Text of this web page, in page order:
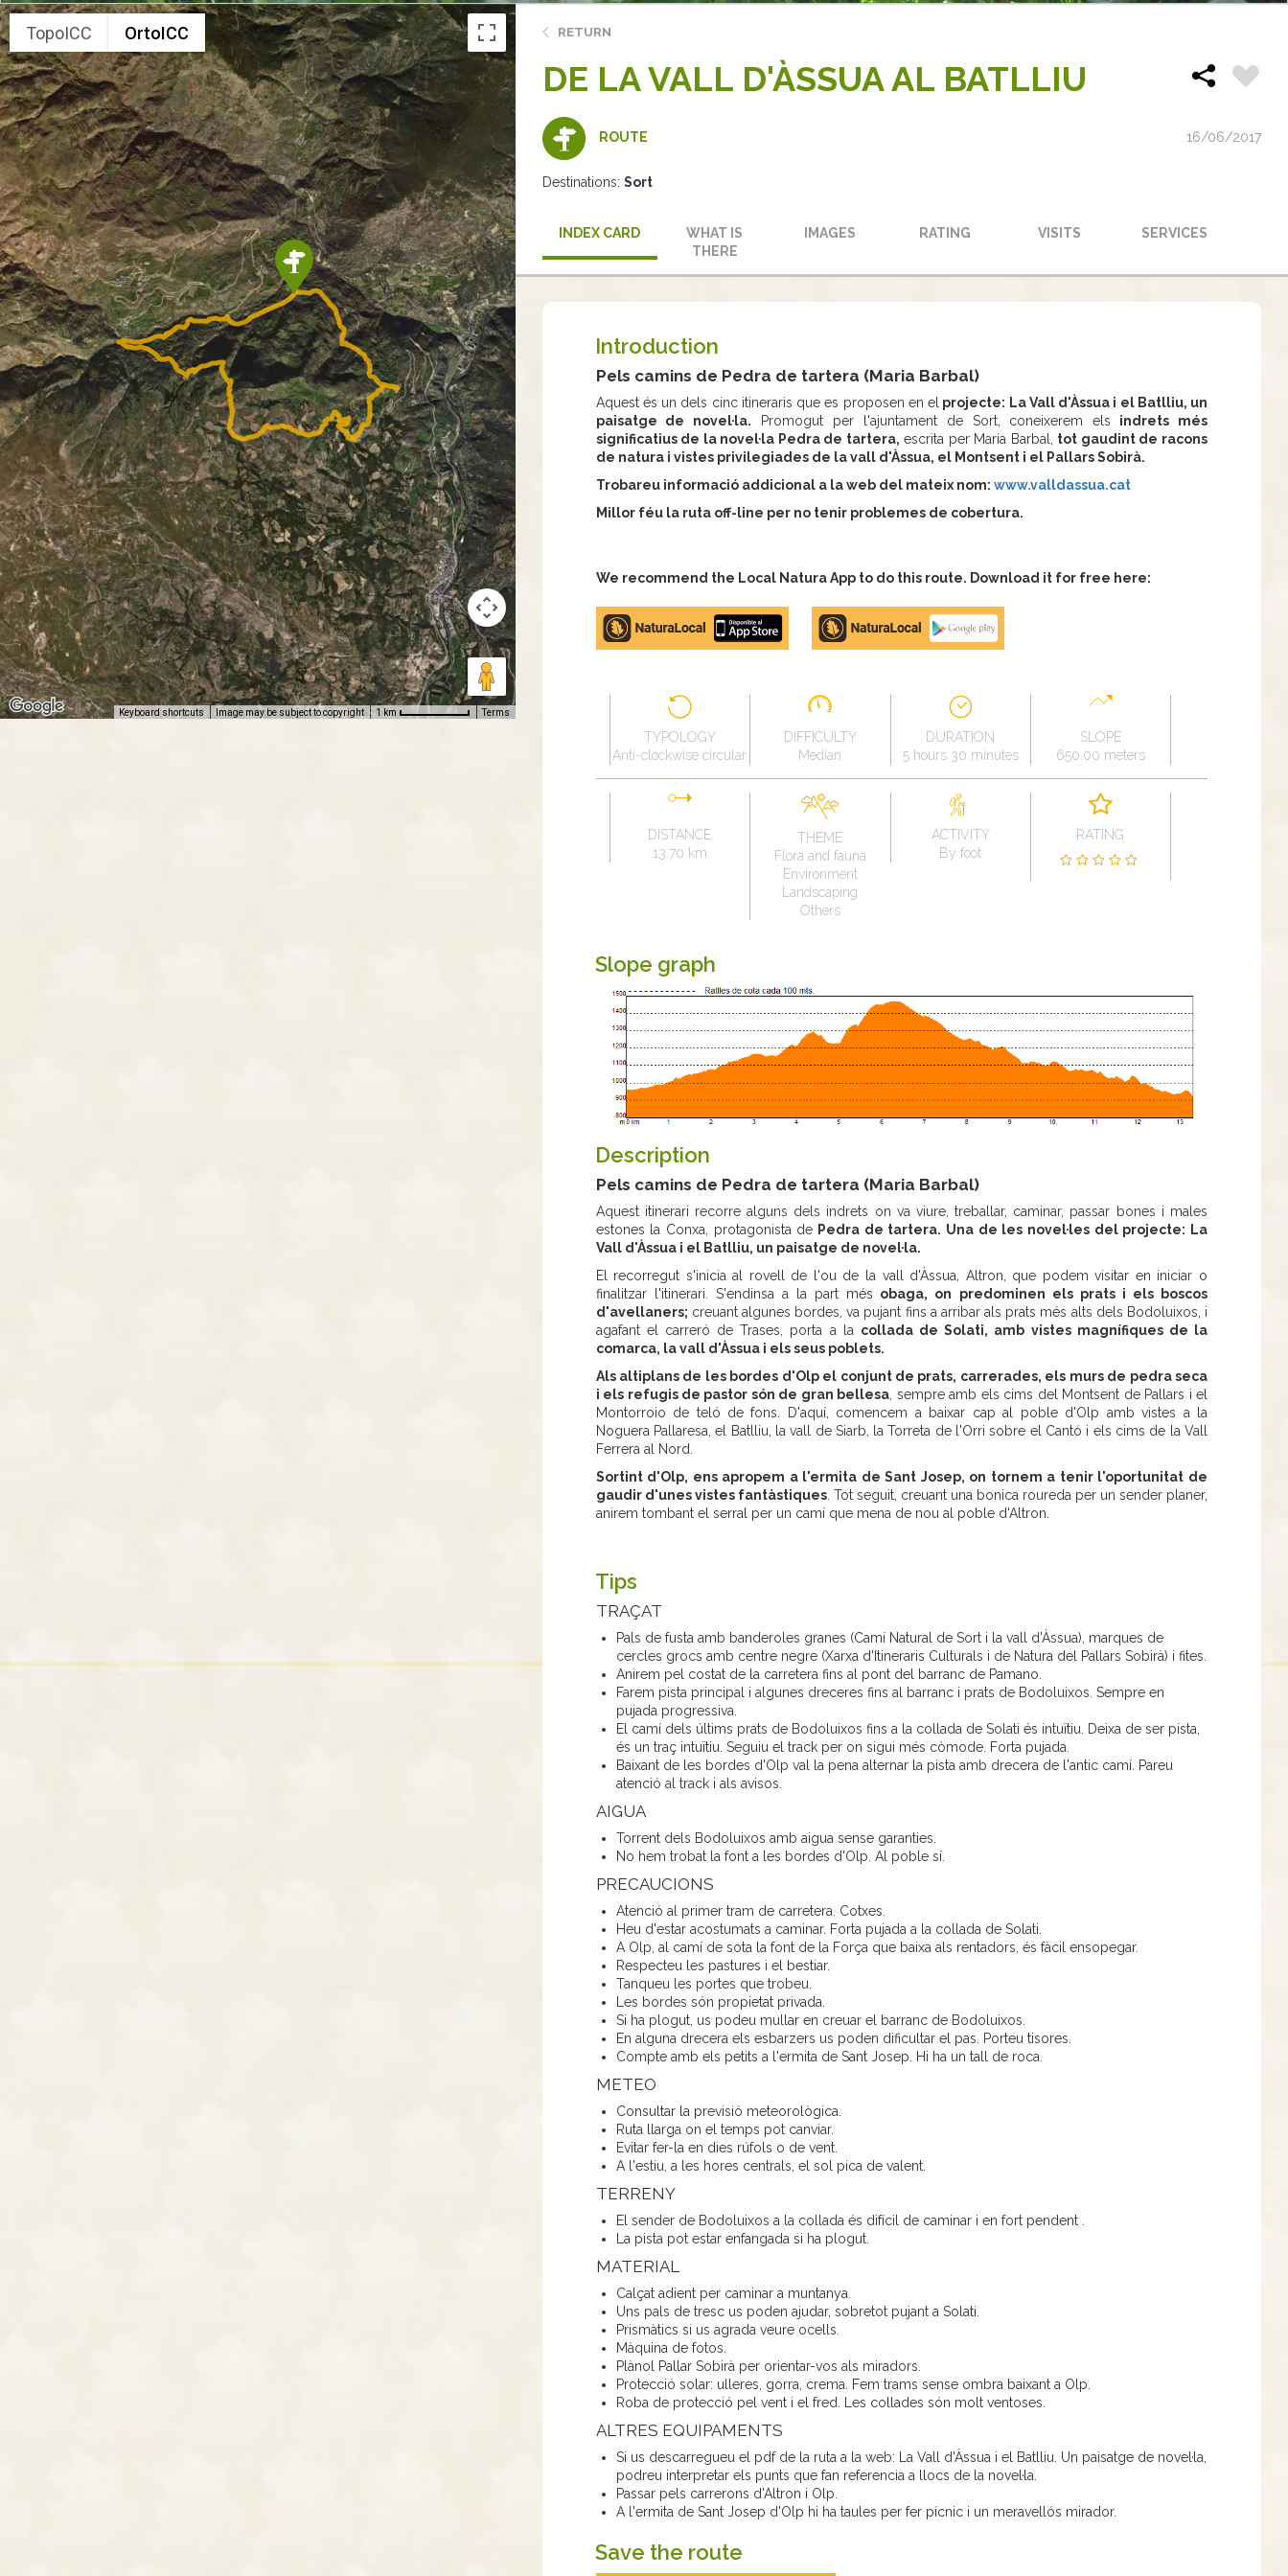
TopoICC OrtoICC
Keyboard shortcuts Image may be subject to copyright 1 km Terms
RETURN
DE LA VALL D'ÀSSUA AL BATLLIU
ROUTE 16/06/2017
Destinations: Sort
INDEX CARD
WHAT IS
THERE
IMAGES RATING VISITS SERVICES
Introduction
Pels camins de Pedra de tartera (Maria Barbal)
Aquest és un dels cinc itineraris que es proposen en el projecte: La Vall d'Àssua i el Batlliu, un
paisatge de novel·la. Promogut per l'ajuntament de Sort, coneixerem els indrets més
significatius de la novel·la Pedra de tartera, escrita per Maria Barbal, tot gaudint de racons
de natura i vistes privilegiades de la vall d'Àssua, el Montsent i el Pallars Sobirà.
Trobareu informació addicional a la web del mateix nom: www.valldassua.cat
Millor féu la ruta off-line per no tenir problemes de cobertura.
We recommend the Local Natura App to do this route. Download it for free here:
Apple
store
Google
Play
TYPOLOGY
Anti-clockwise circular
DIFFICULTY
Median
DURATION
5 hours 30 minutes
SLOPE
650.00 meters
DISTANCE
13.70 km
THEME
Flora and fauna
Environment
Landscaping
Others
ACTIVITY
By foot
RATING
Slope graph
Description
Pels camins de Pedra de tartera (Maria Barbal)
Aquest itinerari recorre alguns dels indrets on va viure, treballar, caminar, passar bones i males
estones la Conxa, protagonista de Pedra de tartera. Una de les novel·les del projecte: La
Vall d'Àssua i el Batlliu, un paisatge de novel·la.
El recorregut s'inicia al rovell de l'ou de la vall d'Àssua, Altron, que podem visitar en iniciar o
finalitzar l'itinerari. S'endinsa a la part més obaga, on predominen els prats i els boscos
d'avellaners; creuant algunes bordes, va pujant fins a arribar als prats més alts dels Bodoluixos, i
agafant el carreró de Trases, porta a la collada de Solati, amb vistes magnífiques de la
comarca, la vall d'Àssua i els seus poblets.
Als altiplans de les bordes d'Olp el conjunt de prats, carrerades, els murs de pedra seca
i els refugis de pastor són de gran bellesa , sempre amb els cims del Montsent de Pallars i el
Montorroio de teló de fons. D'aquí, comencem a baixar cap al poble d'Olp amb vistes a la
Noguera Pallaresa, el Batlliu, la vall de Siarb, la Torreta de l'Orri sobre el Cantó i els cims de la Vall
Ferrera al Nord.
Sortint d'Olp, ens apropem a l'ermita de Sant Josep, on tornem a tenir l'oportunitat de
gaudir d'unes vistes fantàstiques. Tot seguit, creuant una bonica roureda per un sender planer,
anirem tombant el serral per un camí que mena de nou al poble d'Altron.
Tips
TRAÇAT
Pals de fusta amb banderoles granes (Camí Natural de Sort i la vall d'Àssua), marques de
cercles grocs amb centre negre (Xarxa d'Itineraris Culturals i de Natura del Pallars Sobirà) i fites.
Anirem pel costat de la carretera fins al pont del barranc de Pamano.
Farem pista principal i algunes dreceres fins al barranc i prats de Bodoluixos. Sempre en
pujada progressiva.
El camí dels últims prats de Bodoluixos fins a la collada de Solati és intuïtiu. Deixa de ser pista,
és un traç intuïtiu. Seguiu el track per on sigui més còmode. Forta pujada.
Baixant de les bordes d'Olp val la pena alternar la pista amb drecera de l'antic camí. Pareu
atenció al track i als avisos.
AIGUA
Torrent dels Bodoluixos amb aigua sense garanties.
No hem trobat la font a les bordes d'Olp. Al poble sí.
PRECAUCIONS
Atenció al primer tram de carretera. Cotxes.
Heu d'estar acostumats a caminar. Forta pujada a la collada de Solati.
A Olp, al camí de sota la font de la Força que baixa als rentadors, és fàcil ensopegar.
Respecteu les pastures i el bestiar.
Tanqueu les portes que trobeu.
Les bordes són propietat privada.
Si ha plogut, us podeu mullar en creuar el barranc de Bodoluixos.
En alguna drecera els esbarzers us poden dificultar el pas. Porteu tisores.
Compte amb els petits a l'ermita de Sant Josep. Hi ha un tall de roca.
METEO
Consultar la previsió meteorològica.
Ruta llarga on el temps pot canviar.
Evitar fer-la en dies rúfols o de vent.
A l'estiu, a les hores centrals, el sol pica de valent.
TERRENY
El sender de Bodoluixos a la collada és difícil de caminar i en fort pendent .
La pista pot estar enfangada si ha plogut.
MATERIAL
Calçat adient per caminar a muntanya.
Uns pals de tresc us poden ajudar, sobretot pujant a Solati.
Prismàtics si us agrada veure ocells.
Màquina de fotos.
Plànol Pallar Sobirà per orientar-vos als miradors.
Protecció solar: ulleres, gorra, crema. Fem trams sense ombra baixant a Olp.
Roba de protecció pel vent i el fred. Les collades són molt ventoses.
ALTRES EQUIPAMENTS
Si us descarregueu el pdf de la ruta a la web: La Vall d'Àssua i el Batlliu. Un paisatge de novel·la,
podreu interpretar els punts que fan referencia a llocs de la novel·la.
Passar pels carrerons d'Altron i Olp.
A l'ermita de Sant Josep d'Olp hi ha taules per fer pícnic i un meravellós mirador.
Save the route